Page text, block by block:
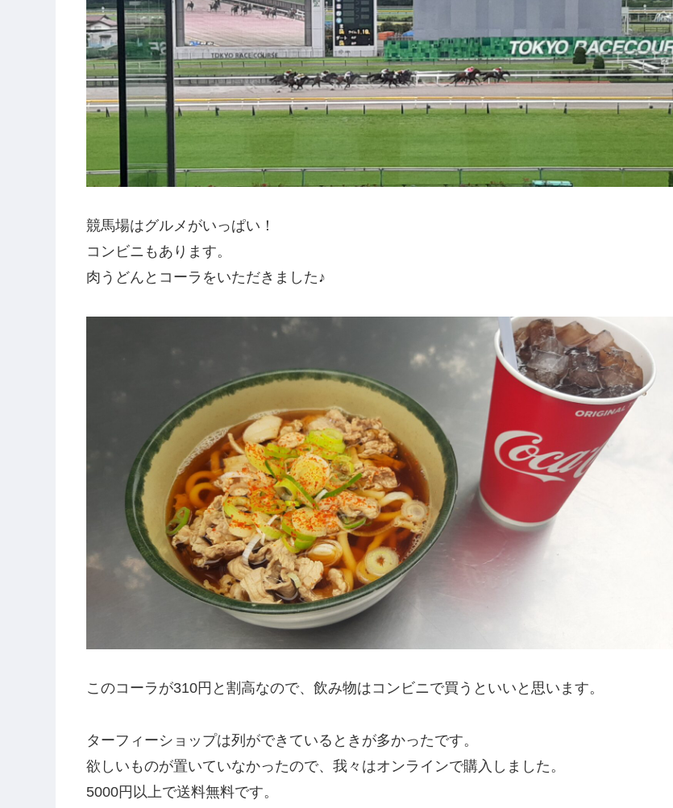
競馬場はグルメがいっぱい！
コンビニもあります。
肉うどんとコーラをいただきました♪
このコーラが310円と割高なので、飲み物はコンビニで買うといいと思います。
ターフィーショップは列ができているときが多かったです。
欲しいものが置いていなかったので、我々はオンラインで購入しました。
5000円以上で送料無料です。